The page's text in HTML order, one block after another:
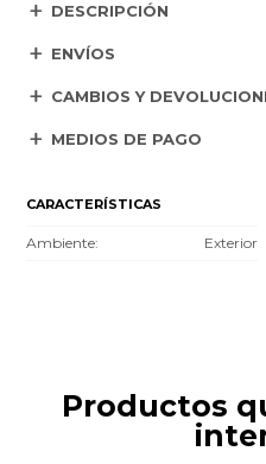
DESCRIPCIÓN
ENVÍOS
CAMBIOS Y
MEDIOS DE PAGO
CARACTERÍSTICAS
Ambiente Exterior
Productos